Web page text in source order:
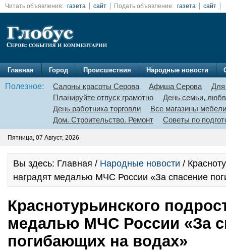
Читать объявления: газета сайт Подать объявление: газета сайт
Главная Город Происшествия Народные новости
Полезное: Салоны красоты Серова Афиша Серова
Для
Планируйте отпуск грамотно
День семьи,
День работника торговли
Все магазины мебели
Дом. Строительство. Ремонт
Советы по
Пятница, 07 Август, 2026
Вы здесь: Главная / Народные новости /
наградят медалью МЧС России «За спасение
Краснотурьинского
медалью МЧС России «За
погибающих на водах»